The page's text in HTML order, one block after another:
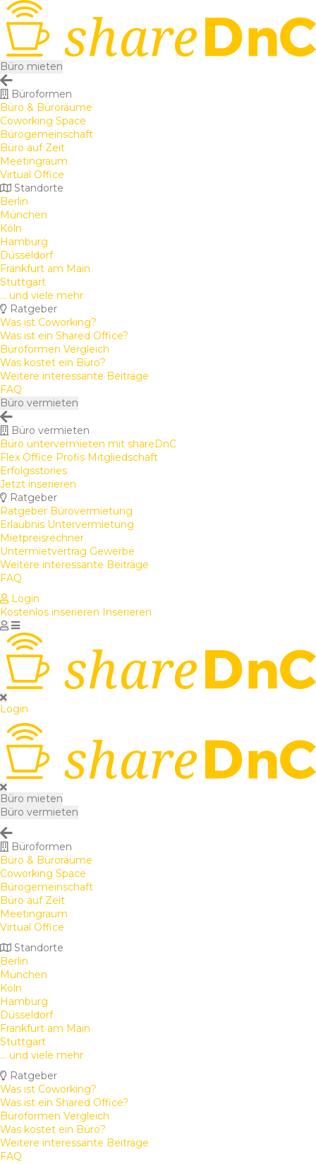
Büro mieten
Büroformen
Büro & Büroräume
Coworking Space
Bürogemeinschaft
Büro auf Zeit
Meetingraum
Virtual Office
Standorte
Berlin
München
Köln
Hamburg
Düsseldorf
Frankfurt am Main
Stuttgart
... und viele mehr
Ratgeber
Was ist Coworking?
Was ist ein Shared Office?
Büroformen Vergleich
Was kostet ein Büro?
Weitere interessante Beiträge
FAQ
Büro vermieten
Büro vermieten
Büro untervermieten mit shareDnC
Flex Office Profis Mitgliedschaft
Erfolgsstories
Jetzt inserieren
Ratgeber
Ratgeber Bürovermietung
Erlaubnis Untervermietung
Mietpreisrechner
Untermietvertrag Gewerbe
Weitere interessante Beiträge
FAQ
Login
Kostenlos inserieren Inserieren
Login
Büro mieten
Büro vermieten
Büroformen
Büro & Büroräume
Coworking Space
Bürogemeinschaft
Büro auf Zeit
Meetingraum
Virtual Office
Standorte
Berlin
München
Köln
Hamburg
Düsseldorf
Frankfurt am Main
Stuttgart
... und viele mehr
Ratgeber
Was ist Coworking?
Was ist ein Shared Office?
Büroformen Vergleich
Was kostet ein Büro?
Weitere interessante Beiträge
FAQ